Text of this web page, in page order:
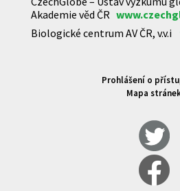
Akademie věd ČR
Biologické centrum AV ČR, v.v.i
Prohlášení o
Mapa